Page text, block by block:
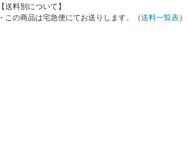
必須
【送料別について】
・この商品は宅急便にてお送りします。（送料一覧表）